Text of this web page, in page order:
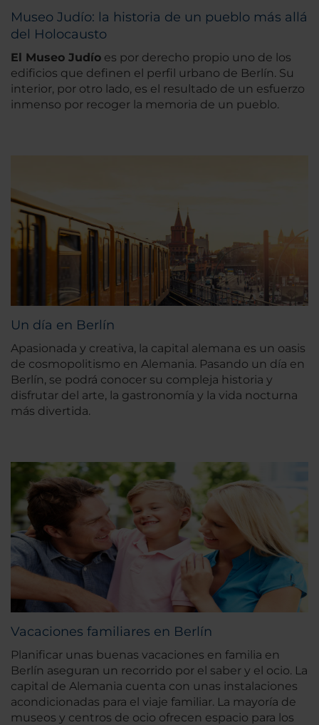
Museo Judío: la historia de un pueblo más allá
del Holocausto
El Museo Judío es por derecho propio uno de los
edificios que definen el perfil urbano de Berlín. Su
interior, por otro lado, es el resultado de un esfuerzo
inmenso por recoger la memoria de un pueblo.
Un día en Berlín
Apasionada y creativa, la capital alemana es un oasis
de cosmopolitismo en Alemania. Pasando un día en
Berlín, se podrá conocer su compleja historia y
disfrutar del arte, la gastronomía y la vida nocturna
más divertida.
Vacaciones familiares en Berlín
Planificar unas buenas vacaciones en familia en
Berlín aseguran un recorrido por el saber y el ocio. La
capital de Alemania cuenta con unas instalaciones
acondicionadas para el viaje familiar. La mayoría de
museos y centros de ocio ofrecen espacio para los